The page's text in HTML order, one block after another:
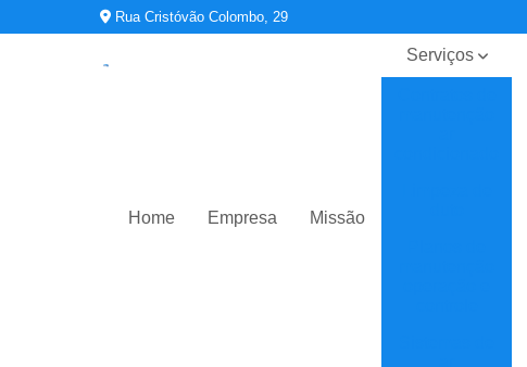
Rua Cristóvão Colombo, 29
Home Empresa Missão
Serviços